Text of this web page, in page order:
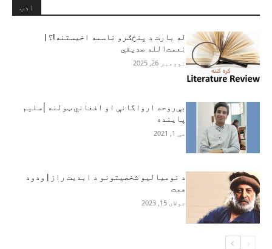
ادب
له بارت د پنځګرو ناسمه اخیستنه!؟ |
نعمت‌الله صدیقي
نوومبر 26, 2025
بې‌روحه ارواگانې او افغاني ټولنه│سلیم
پاینده
مې 1, 2021
د نومیالیو شخصیتونو د ابدیت راز | ودود
همت
جولای 15, 2023